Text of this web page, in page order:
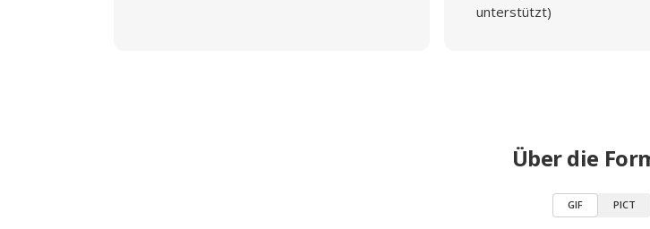
unterstützt)
Über die
GIF PICT